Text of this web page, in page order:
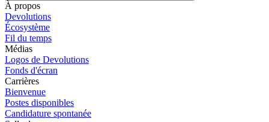
À propos
Devolutions
Écosystème
Fil du temps
Médias
Logos de Devolutions
Fonds d'écran
Carrières
Bienvenue
Postes disponibles
Candidature spontanée